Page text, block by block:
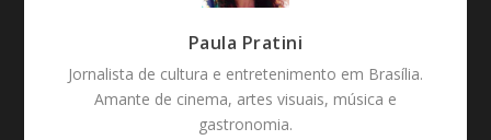
Paula Pratini
Jornalista de cultura e entretenimento em Brasília.
Amante de cinema, artes visuais, música e
gastronomia.